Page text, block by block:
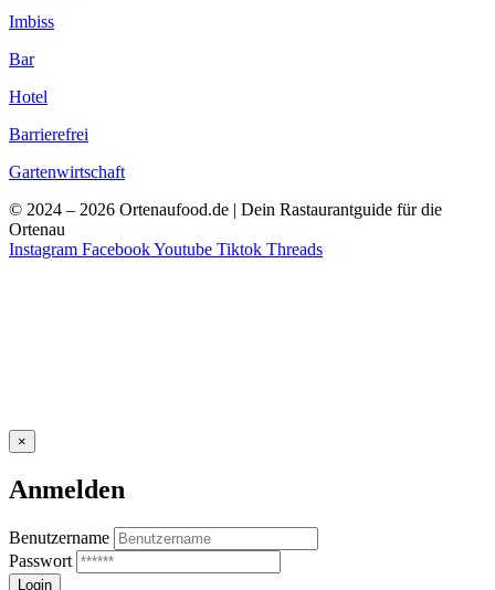
Imbiss
Bar
Hotel
Barrierefrei
Gartenwirtschaft
© 2024 – 2026 Ortenaufood.de | Dein Rastaurantguide für die
Ortenau
Instagram FacebookYoutube Tiktok Threads
×
Anmelden
Benutzername
Passwort